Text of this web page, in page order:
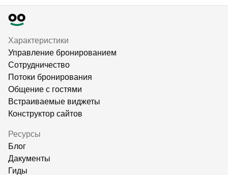
Характеристики
Управление бронированием
Сотрудничество
Потоки бронирования
Общение с гостями
Встраиваемые виджеты
Конструктор сайтов
Ресурсы
Блог
Дакументы
Гиды